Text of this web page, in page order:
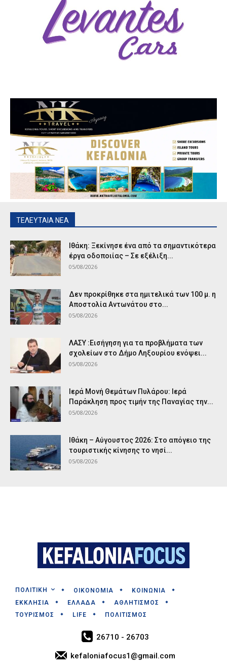
ΤΕΛΕΥΤΑΙΑ ΝΕΑ
Ιθάκη: Ξεκίνησε ένα από τα σημαντικότερα
έργα οδοποιίας – Σε εξέλιξη...
05/08/2026
Δεν προκρίθηκε στα ημιτελικά των 100 μ. η
Αποστολία Αντωνάτου στο...
05/08/2026
ΛΑΣΥ :Εισήγηση για τα προβλήματα των
σχολείων στο Δήμο Ληξουρίου ενόψει...
05/08/2026
Ιερά Μονή Θεμάτων Πυλάρου: Ιερά
Παράκληση προς τιμήν της Παναγίας την...
05/08/2026
Ιθάκη – Αύγουστος 2026: Στο απόγειο της
τουριστικής κίνησης το νησί...
05/08/2026
ΠΟΛΙΤΙΚΗ ΟΙΚΟΝΟΜΙΑ
ΚΟΙΝΩΝΙΑ
ΕΚΚΛΗΣΙΑ
ΕΛΛΑΔΑ
ΑΘΛΗΤΙΣΜΟΣ
ΤΟΥΡΙΣΜΟΣ
LIFE ΠΟΛΙΤΙΣΜΟΣ
26710 - 26703
kefaloniafocus1@gmail.com